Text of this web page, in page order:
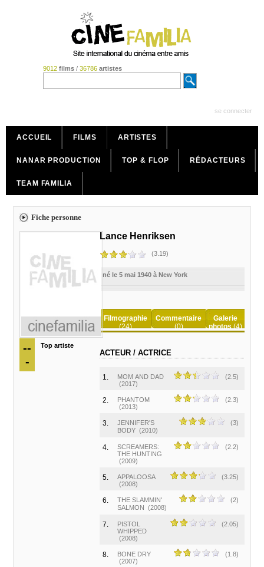
9012 films/ 36786 artistes
se connecter
ACCUEIL FILMS ARTISTES
NANAR PRODUCTION TOP & FLOP RÉDACTEURS
TEAM FAMILIA
Fiche personne
--
-
Top artiste
Lance Henriksen
(3.19)
né le 5 mai 1940 à New York
Filmographie
(24)
Commentaire
(0)
Galerie
photos(4)
ACTEUR / ACTRICE
1.
MOM AND DAD
(2017)
(2.5)
2.
PHANTOM
(2013)
(2.3)
3.
JENNIFER'S
BODY (2010)
(3)
4.
SCREAMERS:
THE HUNTING
(2009)
(2.2)
5.
APPALOOSA
(2008)
(3.25)
6.
THE SLAMMIN'
SALMON (2008)
(2)
7.
PISTOL
WHIPPED
(2008)
(2.05)
8.
BONE DRY
(2007)
(1.8)